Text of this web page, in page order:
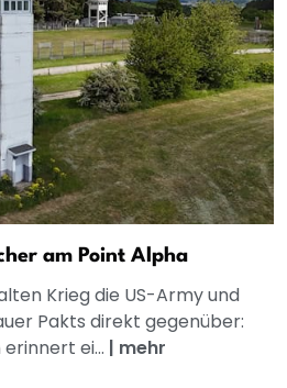
am Point Alpha
Krieg die US-Army und
Pakts direkt gegenüber:
ei... | mehr